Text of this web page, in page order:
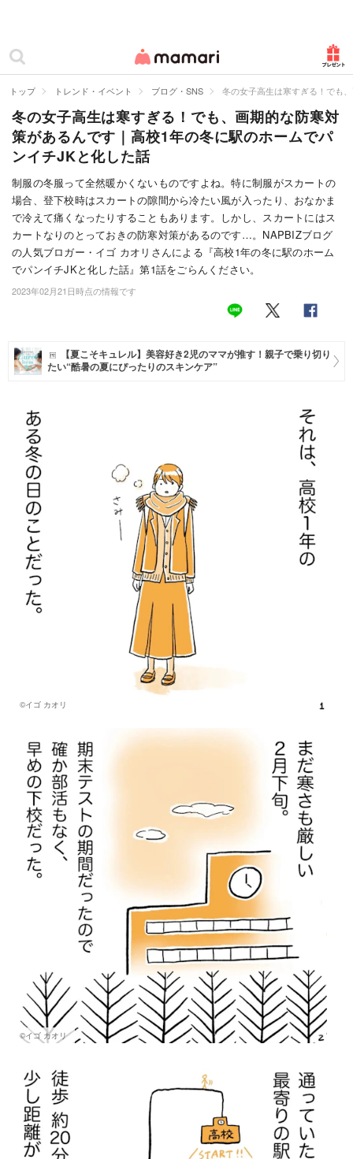
ママリ
カテゴリー一覧
妊娠
出産
赤ちゃん・育児
子育て・家族
病院
美容・ファッション
住まい
マネー
トレンド・イベント
トップ トレンド・イベント ブログ・SNS 冬の女子高生は寒すぎる！でも
冬の女子高生は寒すぎる！でも、画期的な防寒対
策があるんです｜高校1年の冬に駅のホームでパ
ンイチJKと化した話
制服の冬服って全然暖かくないものですよね。特に制服がスカートの
場合、登下校時はスカートの隙間から冷たい風が入ったり、おなかま
で冷えて痛くなったりすることもあります。しかし、スカートにはス
カートなりのとっておきの防寒対策があるのです…。NAPBIZブログ
の人気ブロガー・イゴ カオリさんによる『高校1年の冬に駅のホーム
でパンイチJKと化した話』第1話をごらんください。
2023年02月21日時点の情報です
【夏こそキュレル】美容好き2児のママが推す！親子で乗り切り
たい“酷暑の夏にぴったりのスキンケア”
©イゴ カオリ
©イゴ カオリ